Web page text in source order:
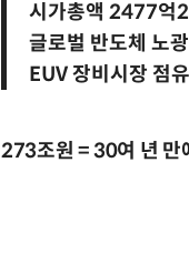
시가총액 2477억
글로벌 반도체 노
EUV 장비시장 점
273조원 = 30여 년 만